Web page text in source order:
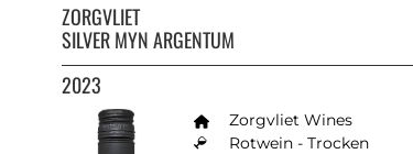
ZORGVLIET
SILVER MYN ARGENTUM
2023
Zorgvliet Wines
Rotwein - Trocken